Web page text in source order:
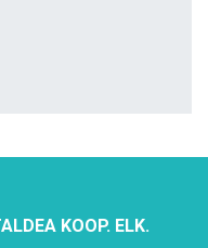
KOOP. ELK.